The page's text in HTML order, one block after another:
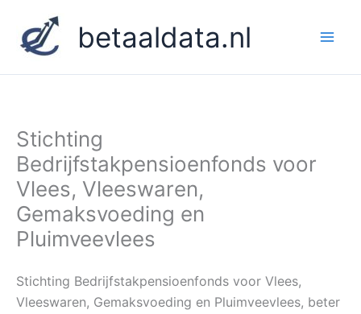
naar
inhoud
betaaldata.nl
Stichting
Bedrijfstakpensioenfonds voor
Vlees, Vleeswaren,
Gemaksvoeding en
Pluimveevlees
Stichting Bedrijfstakpensioenfonds voor Vlees,
Vleeswaren, Gemaksvoeding en Pluimveevlees, beter